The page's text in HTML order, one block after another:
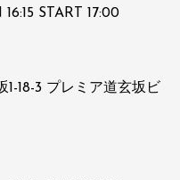
START 17:00
18-3 プレミア道玄坂ビ